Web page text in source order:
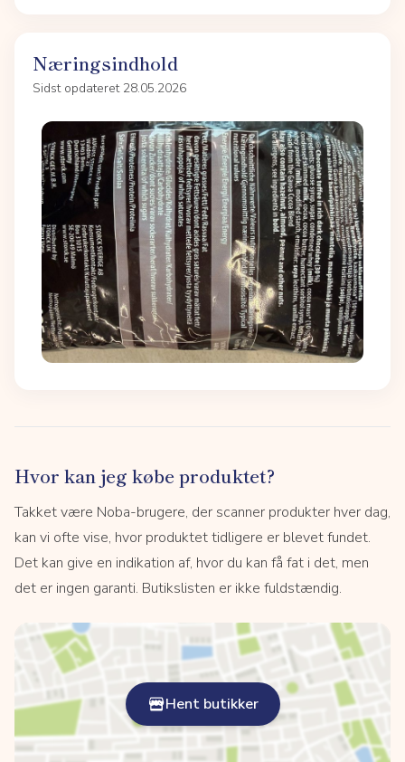
Næringsindhold
Sidst opdateret 28.05.2026
Hvor kan jeg købe produktet?
Takket være Noba-brugere, der scanner produkter hver dag,
kan vi ofte vise, hvor produktet tidligere er blevet fundet.
Det kan give en indikation af, hvor du kan få fat i det, men
det er ingen garanti. Butikslisten er ikke fuldstændig.
Hent butikker